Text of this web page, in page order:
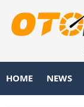
HOME NEWS